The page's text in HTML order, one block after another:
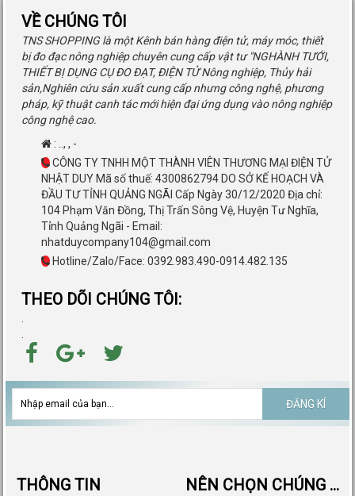
VỀ CHÚNG TÔI
TNS SHOPPING là một Kênh bán hàng điện tử, máy móc, thiết
bị đo đạc nông nghiệp chuyên cung cấp vật tư "NGHÀNH TƯỚI,
THIẾT BỊ DỤNG CỤ ĐO ĐẠT, ĐIỆN TỬ Nông nghiệp, Thủy hải
sản,Nghiên cứu sản xuất cung cấp nhưng công nghệ, phương
pháp, kỹ thuật canh tác mới hiện đại ứng dụng vào nông nghiệp
công nghệ cao.
:
, , -
CÔNG TY TNHH MỘT THÀNH VIÊN THƯƠNG MẠI ĐIỆN TỬ
NHẬT DUY Mã số thuế: 4300862794 DO SỞ KẾ HOẠCH VÀ
ĐẦU TƯ TỈNH QUẢNG NGÃI Cấp Ngày 30/12/2020 Địa chỉ:
104 Phạm Văn Đồng, Thị Trấn Sông Vệ, Huyện Tư Nghĩa,
Tỉnh Quảng Ngãi - Email:
nhatduycompany104@gmail.com
Hotline/Zalo/Face: 0392.983.490-0914.482.135
THEO DÕI CHÚNG TÔI:
ĐĂNG KÍ
THÔNG TIN NÊN CHỌN CHÚNG TÔI